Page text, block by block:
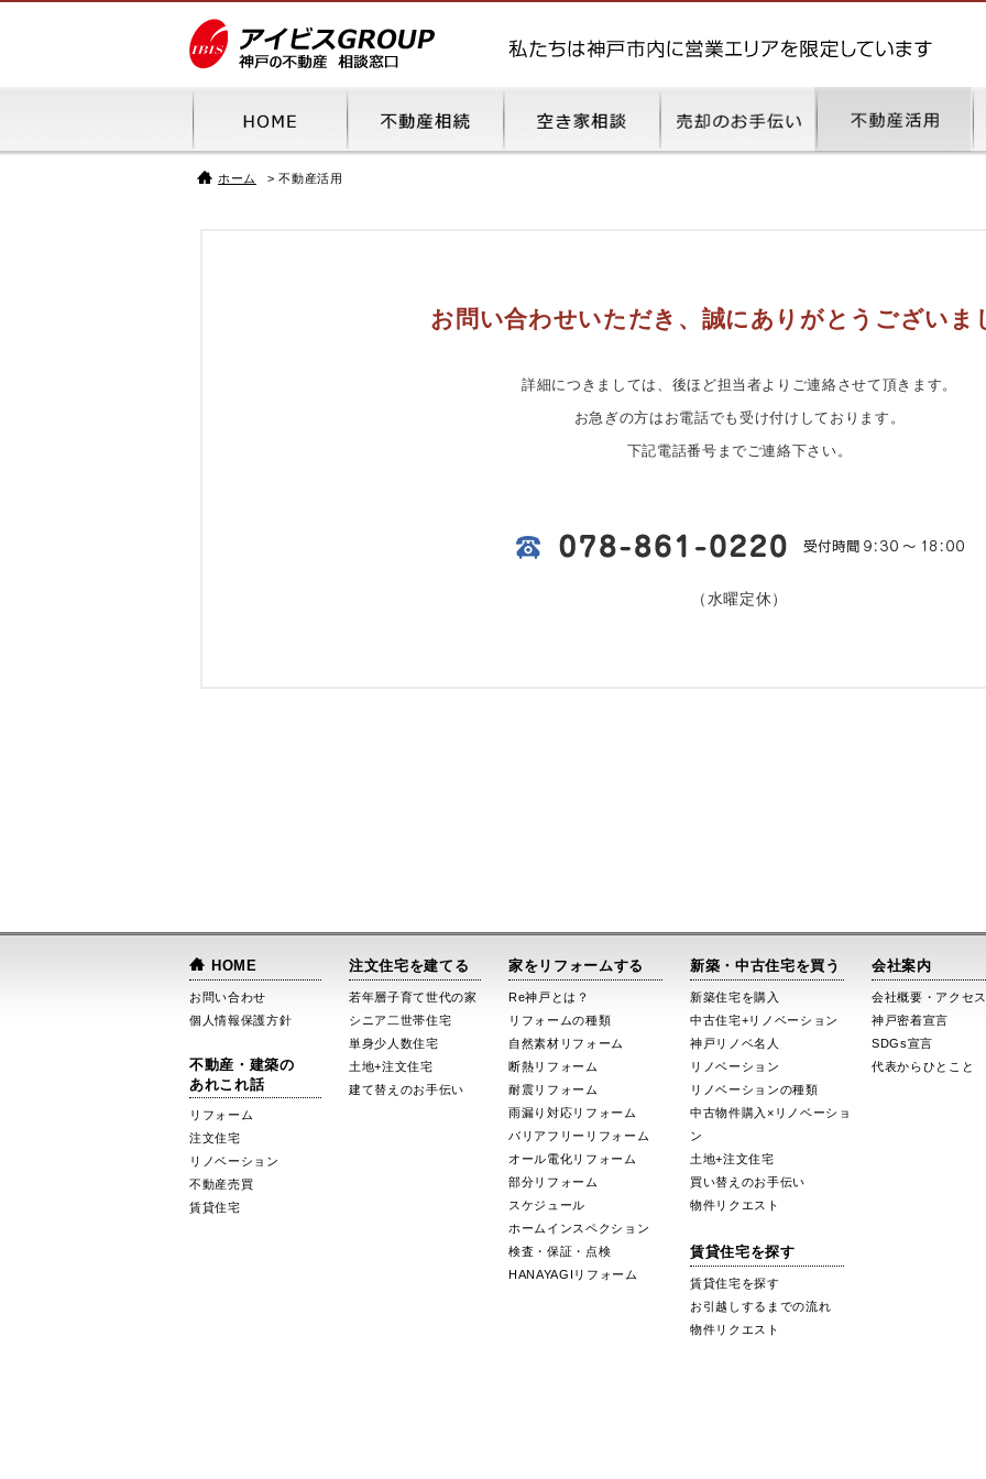
ホーム 不動産活用
お問い合わせいただき、 誠にありがとうございま
詳細につきましては、 後ほど担当者よりご連絡させて頂きます。
お急ぎの方はお電話でも受け付けしております。
下記電話番号までご連絡下さい。
（水曜定休）
HOME
お問い合わせ
個人情報保護方針
不動産・建築の
あれこれ話
リフォーム
注文住宅
リノベーション
不動産売買
賃貸住宅
注文住宅を建てる
若年層子育て世代の家
シニア二世帯住宅
単身少人数住宅
土地+注文住宅
建て替えのお手伝い
家をリフォームする
Re神戸とは？
リフォームの種類
自然素材リフォーム
断熱リフォーム
耐震リフォーム
雨漏り対応リフォーム
バリアフリーリフォーム
オール電化リフォーム
部分リフォーム
スケジュール
ホームインスペクション
検査・保証・点検
HANAYAGIリフォーム
新築・中古住宅を買う
新築住宅を購入
中古住宅+リノベーション
神戸リノベ名人
リノベーション
リノベーションの種類
中古物件購入×リノベーショ
ン
土地+注文住宅
買い替えのお手伝い
物件リクエスト
賃貸住宅を探す
賃貸住宅を探す
お引越しするまでの流れ
物件リクエスト
会社案内
会社概要・アクセス
神戸密着宣言
SDGs宣言
代表からひとこと